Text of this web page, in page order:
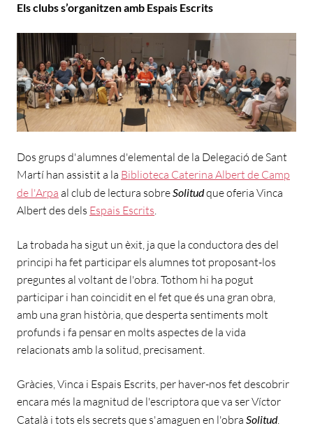
Els clubs s’organitzen amb Espais Escrits
Dos grups d'alumnes d'elemental de la Delegació de Sant
Martí han assistit a la Biblioteca Caterina Albert de Camp
de l'Arpa al club de lectura sobreSolitudque oferia Vinca
Albert des dels Espais Escrits.
La trobada ha sigut un èxit, ja que la conductora des del
principi ha fet participar els alumnes tot proposant-los
preguntes al voltant de l'obra. Tothom hi ha pogut
participar i han coincidit en el fet que és una gran obra,
amb una gran història, que desperta sentiments molt
profunds i fa pensar en molts aspectes de la vida
relacionats amb la solitud, precisament.
Gràcies, Vinca i Espais Escrits, per haver-nos fet descobrir
encara més la magnitud de l'escriptora que va ser Víctor
Català i tots els secrets que s'amaguen en l'obra Solitud.